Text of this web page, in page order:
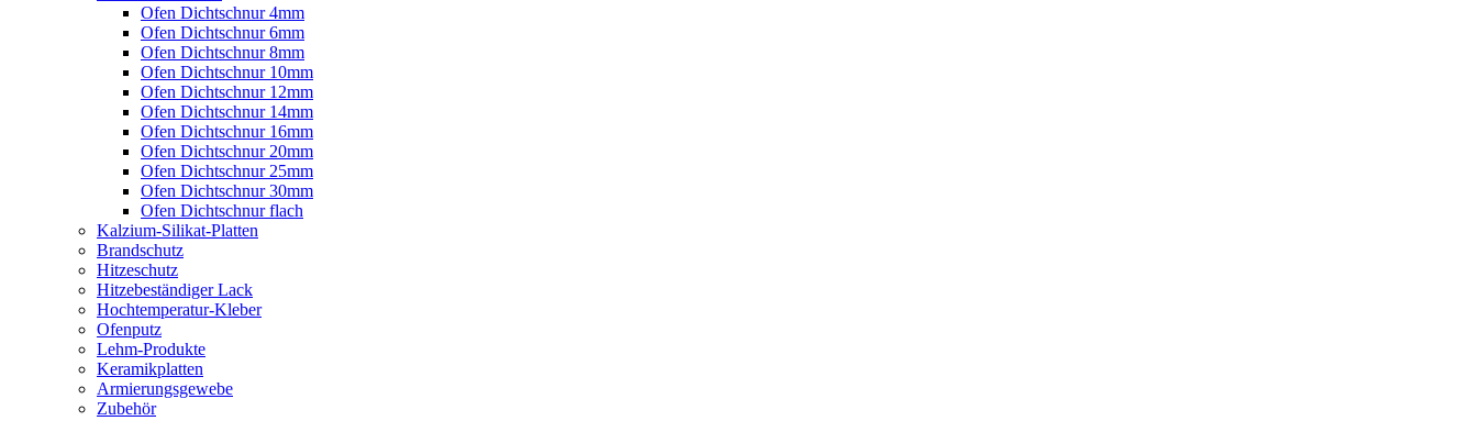
Ofen Dichtschnur 4mm
Ofen Dichtschnur 6mm
Ofen Dichtschnur 8mm
Ofen Dichtschnur 10mm
Ofen Dichtschnur 12mm
Ofen Dichtschnur 14mm
Ofen Dichtschnur 16mm
Ofen Dichtschnur 20mm
Ofen Dichtschnur 25mm
Ofen Dichtschnur 30mm
Ofen Dichtschnur flach
Kalzium-Silikat-Platten
Brandschutz
Hitzeschutz
Hitzebeständiger Lack
Hochtemperatur-Kleber
Ofenputz
Lehm-Produkte
Keramikplatten
Armierungsgewebe
Zubehör